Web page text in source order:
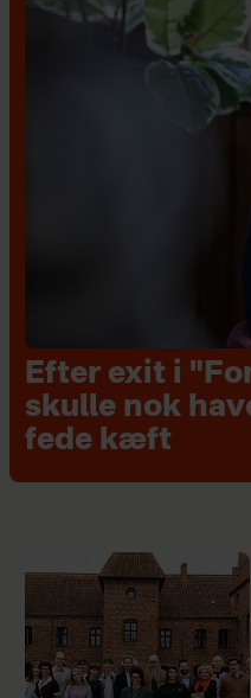
Efter exit i
skulle nok
fede kæft